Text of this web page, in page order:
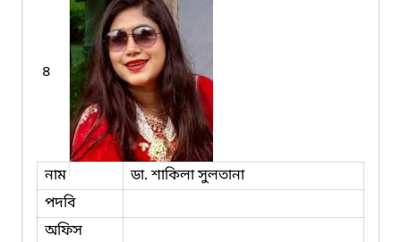
৪
নাম
ডা. শাকিলা সুলতানা
পদবি
অফিস